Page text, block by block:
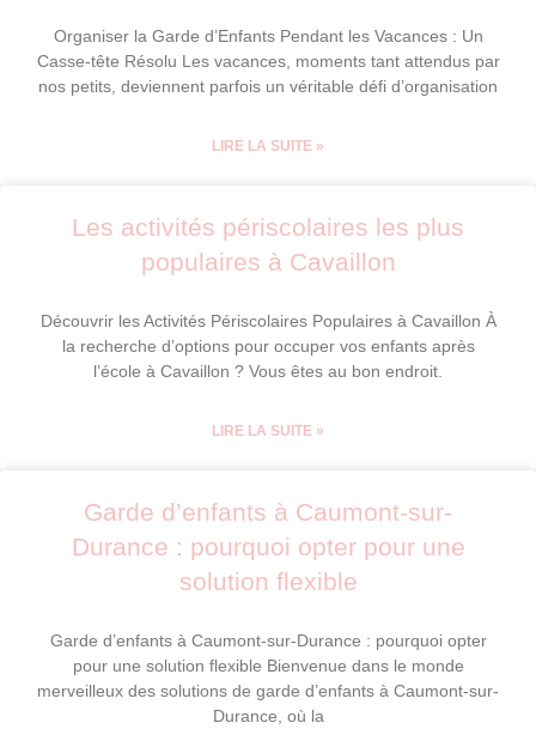
Organiser la Garde d’Enfants Pendant les Vacances : Un
Casse-tête Résolu Les vacances, moments tant attendus par
nos petits, deviennent parfois un véritable défi d’organisation
LIRE LA SUITE »
Les activités périscolaires les plus
populaires à Cavaillon
Découvrir les Activités Périscolaires Populaires à Cavaillon À
la recherche d’options pour occuper vos enfants après
l’école à Cavaillon ? Vous êtes au bon endroit.
LIRE LA SUITE »
Garde d’enfants à Caumont-sur-
Durance : pourquoi opter pour une
solution flexible
Garde d’enfants à Caumont-sur-Durance : pourquoi opter
pour une solution flexible Bienvenue dans le monde
merveilleux des solutions de garde d’enfants à Caumont-sur-
Durance, où la